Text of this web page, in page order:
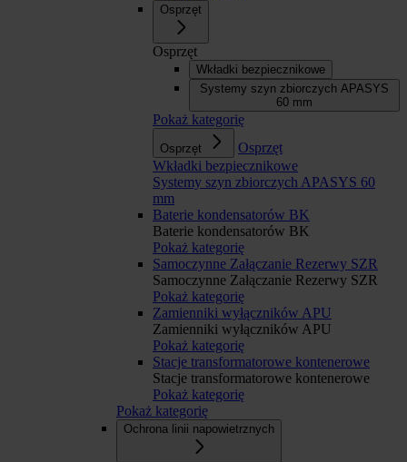
Osprzęt
Osprzęt
Wkładki bezpiecznikowe
Systemy szyn zbiorczych APASYS
60 mm
Pokaż kategorię
Osprzęt
Osprzęt
Wkładki bezpiecznikowe
Systemy szyn zbiorczych APASYS 60
mm
Baterie kondensatorów BK
Baterie kondensatorów BK
Pokaż kategorię
Samoczynne Załączanie Rezerwy SZR
Samoczynne Załączanie Rezerwy SZR
Pokaż kategorię
Zamienniki wyłączników APU
Zamienniki wyłączników APU
Pokaż kategorię
Stacje transformatorowe kontenerowe
Stacje transformatorowe kontenerowe
Pokaż kategorię
Pokaż kategorię
Ochrona linii napowietrznych